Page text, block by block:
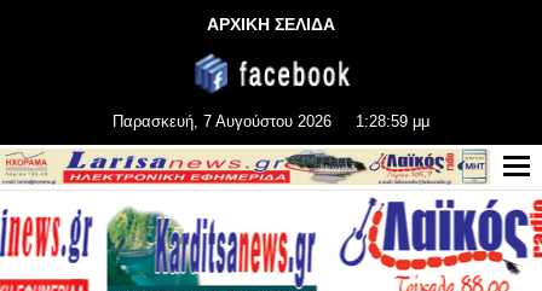
ΑΡΧΙΚΗ ΣΕΛΙΔΑ
Παρασκευή, 7 Αυγούστου 2026 1:28:59 μμ